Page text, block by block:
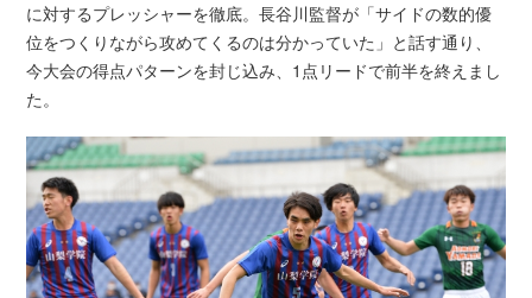
に対するプレッシャーを徹底。長谷川監督が「サイドの数的優
位をつくりながら攻めてくるのは分かっていた」と話す通り、
今大会の得点パターンを封じ込み、1点リードで前半を終えまし
た。